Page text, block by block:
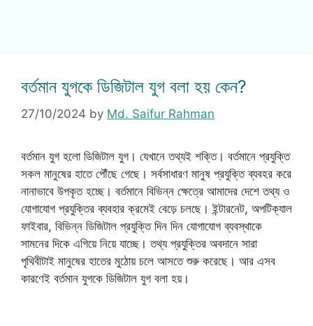
বর্তমান যুগকে ডিজিটাল যুগ বলা হয় কেন?
27/10/2024 by Md. Saifur Rahman
বর্তমান যুগ হলো ডিজিটাল যুগ। যেখানে তথ্যই শক্তি। বর্তমানে প্রযুক্তি
সকল মানুষের হাতে পৌঁছে গেছে। সর্বসাধারণ মানুষ প্রযুক্তি ব্যবহর করে
নানাভাবে উপকৃত হচ্ছে। বর্তমানে বিভিন্ন ক্ষেত্রে আমাদের দেশে তথ্য ও
যোগাযোগ প্রযুক্তির ব্যবহার ক্রমেই বেড়ে চলছে। ইন্টারনেট, অপটিক্যাল
ফাইবার, বিভিন্ন ডিজিটাল প্রযুক্তি দিন দিন যোগাযোগ ব্যবস্থাকে
সামনের দিকে এগিয়ে নিয়ে যাচ্ছে। তথ্য প্রযুক্তির অবদানে সারা
পৃথিবীটাই মানুষের হাতের মুঠোয় চলে আসতে শুরু করেছে। আর এসব
কারণেই বর্তমান যুগকে ডিজিটাল যুগ বলা হয়।